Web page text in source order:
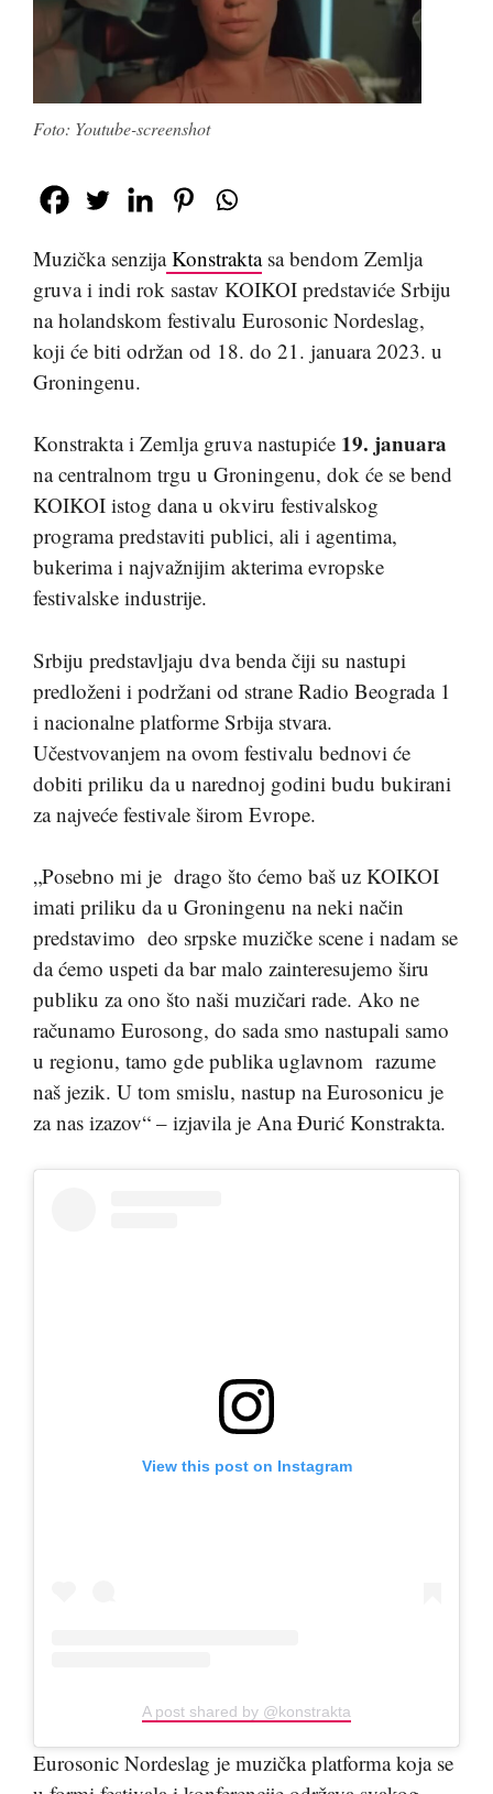
Foto: Youtube-screenshot
Muzička senzijaKonstraktasa bendom Zemlja
gruva i indi rok sastav KOIKOI predstaviće Srbiju
na holandskom festivalu Eurosonic Nordeslag,
koji će biti održan od 18. do 21. januara 2023. u
Groningenu.
Konstrakta i Zemlja gruva nastupiće 19. januara
na centralnom trgu u Groningenu, dok će se bend
KOIKOI istog dana u okviru festivalskog
programa predstaviti publici, ali i agentima,
bukerima i najvažnijim akterima evropske
festivalske industrije.
Srbiju predstavljaju dva benda čiji su nastupi
predloženi i podržani od strane Radio Beograda 1
i nacionalne platforme Srbija stvara.
Učestvovanjem na ovom festivalu bednovi će
dobiti priliku da u narednoj godini budu bukirani
za najveće festivale širom Evrope.
„Posebno mi je drago što ćemo baš uz KOIKOI
imati priliku da u Groningenu na neki način
predstavimo deo srpske muzičke scene i nadam se
da ćemo uspeti da bar malo zainteresujemo širu
publiku za ono što naši muzičari rade. Ako ne
računamo Eurosong, do sada smo nastupali samo
u regionu, tamo gde publika uglavnom razume
naš jezik. U tom smislu, nastup na Eurosonicu je
za nas izazov“ – izjavila je Ana Đurić Konstrakta.
View this post on Instagram
A post shared by @konstrakta
Eurosonic Nordeslag je muzička platforma koja se